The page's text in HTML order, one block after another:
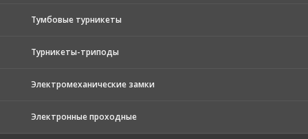
Тумбовые турникеты
Турникеты-триподы
Электромеханические замки
Электронные проходные